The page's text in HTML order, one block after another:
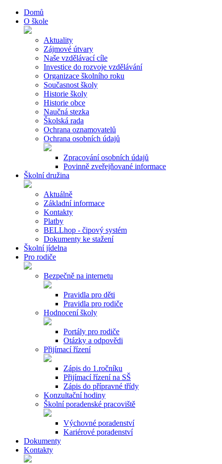
Domů
O škole
Aktuality
Zájmové útvary
Naše vzdělávací cíle
Investice do rozvoje vzdělávání
Organizace školního roku
Současnost školy
Historie školy
Historie obce
Naučná stezka
Školská rada
Ochrana oznamovatelů
Ochrana osobních údajů
Zpracování osobních údajů
Povinně zveřejňované informace
Školní družina
Aktuálně
Základní informace
Kontakty
Platby
BELLhop - čipový systém
Dokumenty ke stažení
Školní jídelna
Pro rodiče
Bezpečně na internetu
Pravidla pro děti
Pravidla pro rodiče
Hodnocení školy
Portály pro rodiče
Otázky a odpovědi
Přijímací řízení
Zápis do 1.ročníku
Přijímací řízení na SŠ
Zápis do přípravné třídy
Konzultační hodiny
Školní poradenské pracoviště
Výchovné poradenství
Kariérové poradenství
Dokumenty
Kontakty